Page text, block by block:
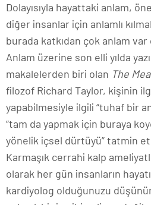
Dolayısıyla hayattaki anlam,
diğer insanlar için anlamlı
burada katkıdan çok anlam
Anlam üzerine son elli yılda
makalelerden biri olan The
filozof Richard Taylor, kişinin
yapabilmesiyle ilgili “tuhaf bir
“tam da yapmak için buraya
yönelik içsel dürtüyü” tatmin
Karmaşık cerrahi kalp
olarak her gün insanların
kardiyolog olduğunuzu